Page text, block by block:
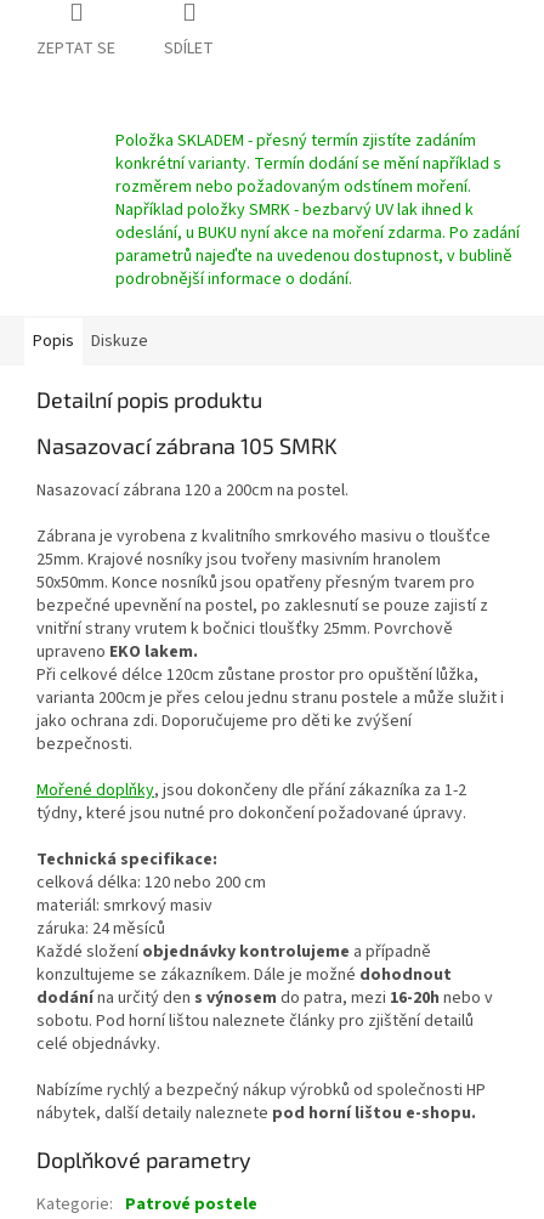
ZEPTAT SE SDÍLET
Položka SKLADEM - přesný termín zjistíte zadáním
konkrétní varianty. Termín dodání se mění například s
rozměrem nebo požadovaným odstínem moření.
Například položky SMRK - bezbarvý UV lak ihned k
odeslání, u BUKU nyní akce na moření zdarma. Po zadání
parametrů najeďte na uvedenou dostupnost, v bublině
podrobnější informace o dodání.
Popis Diskuze
Detailní popis produktu
Nasazovací zábrana 105 SMRK
Nasazovací zábrana 120 a 200cm na postel.
Zábrana je vyrobena z kvalitního smrkového masivu o tloušťce
25mm. Krajové nosníky jsou tvořeny masivním hranolem
50x50mm. Konce nosníků jsou opatřeny přesným tvarem pro
bezpečné upevnění na postel, po zaklesnutí se pouze zajistí z
vnitřní strany vrutem k bočnici tloušťky 25mm. Povrchově
upraveno EKO lakem.
Při celkové délce 120cm zůstane prostor pro opuštění lůžka,
varianta 200cm je přes celou jednu stranu postele a může služit i
jako ochrana zdi. Doporučujeme pro děti ke zvýšení
bezpečnosti.
Mořené doplňky, jsou dokončeny dle přání zákazníka za 1-2
týdny, které jsou nutné pro dokončení požadované úpravy.
Technická specifikace:
celková délka: 120 nebo 200 cm
materiál: smrkový masiv
záruka: 24 měsíců
Každé složeníobjednávky kontrolujeme a případně
konzultujeme se zákazníkem. Dále je možné dohodnout
dodánína určitý den s výnosem do patra, mezi 16-20h nebo v
sobotu. Pod horní lištou naleznete články pro zjištění detailů
celé objednávky.
Nabízíme rychlý a bezpečný nákup výrobků od společnosti HP
nábytek, další detaily naleznete pod horní lištou e-shopu.
Doplňkové parametry
Kategorie: Patrové postele